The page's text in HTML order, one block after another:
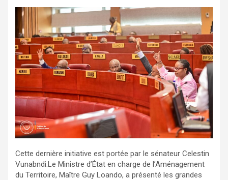
Cette dernière initiative est portée par le sénateur Celestin
Vunabndi.Le Ministre d’État en charge de l’Aménagement
du Territoire, Maître Guy Loando, a présenté les grandes